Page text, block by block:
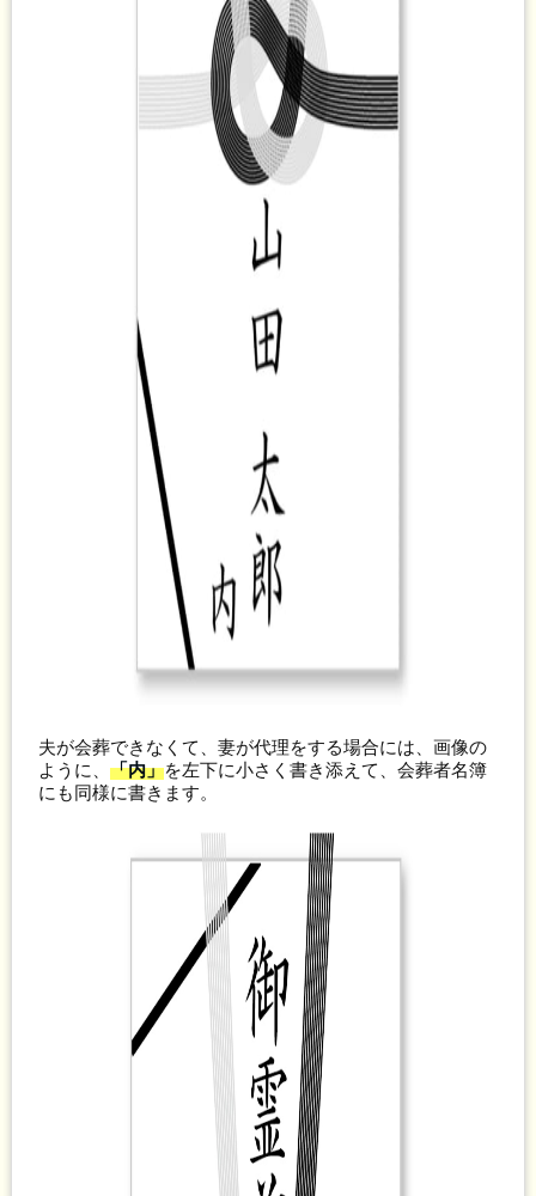
夫が会葬できなくて、妻が代理をする場合には、画像の
ように、「内」を左下に小さく書き添えて、会葬者名簿
にも同様に書きます。